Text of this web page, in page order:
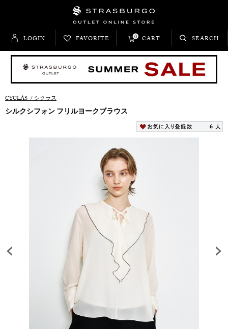
LOGIN FAVORITE CART
0 SEARCH
CYCLAS/シクラス
シルクシフォン フリルヨークブラウス
6